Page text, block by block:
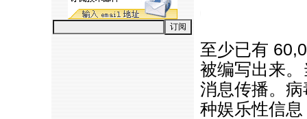
至少已有
被编写出来
消息传播。
种娱乐性信